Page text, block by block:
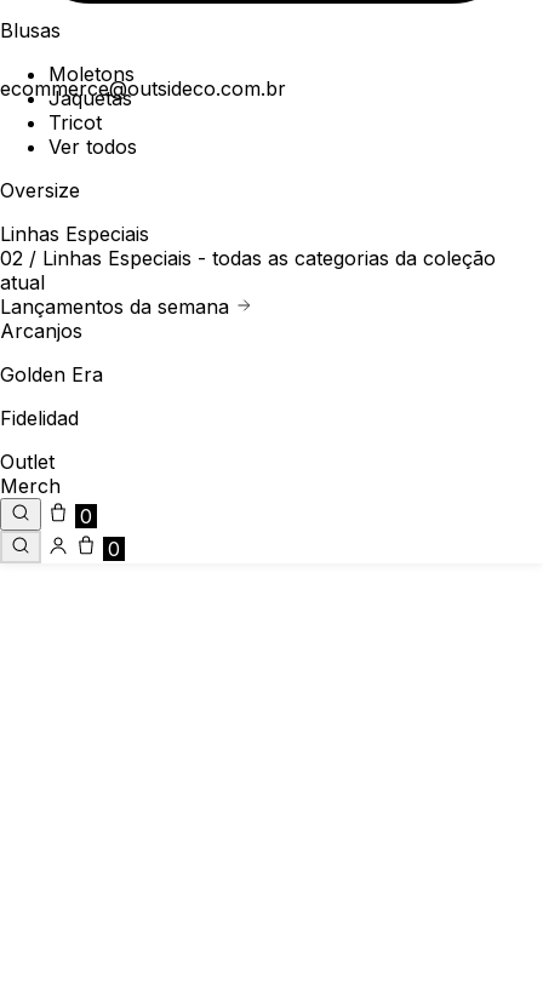
ecommerce@outsideco.com.br
Blusas
Moletons
Jaquetas
Tricot
Ver todos
Oversize
Linhas Especiais
02 / Linhas Especiais - todas as categorias da coleção
atual
Lançamentos da semana
Arcanjos
Golden Era
Fidelidad
Outlet
Merch
0
0